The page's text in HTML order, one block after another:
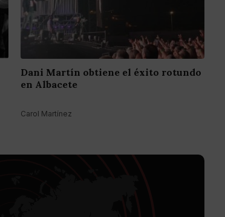
Dani Martín obtiene el éxito rotundo
en Albacete
Carol Martínez